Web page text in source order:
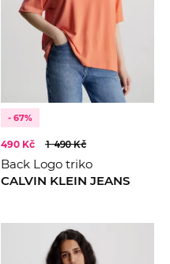
- 67%
490 Kč 1 490 Kč
Back Logo triko
CALVIN KLEIN JEANS